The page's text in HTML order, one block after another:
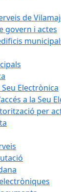
de
govern i actes
Seu Electrònica
a la Seu
per